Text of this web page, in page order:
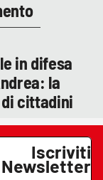
in difesa
la
cittadini
Iscriviti
Newsletter